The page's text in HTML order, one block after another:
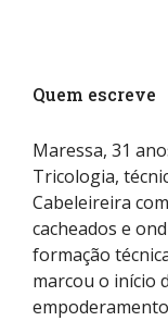
Quem escreve
Maressa, 31
Tricologia,
Cabeleireira
cacheados e
formação
marcou o início